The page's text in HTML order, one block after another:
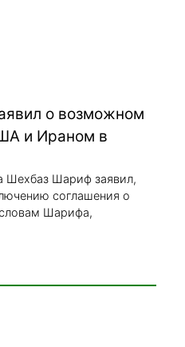
о возможном
и Ираном в
Шехбаз Шариф заявил,
соглашения о
Шарифа,